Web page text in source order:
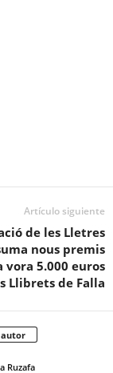
Artículo siguiente
de les Lletres
nous premis
vora 5.000 euros
Llibrets de Falla
autor
Ruzafa